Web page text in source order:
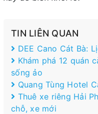
TIN LIÊN QUAN
DEE Cano Cát Bà:
Khám phá 12 quán
sống ảo
Quang Tùng Hotel
Thuê xe riêng Hải
chỗ, xe mới